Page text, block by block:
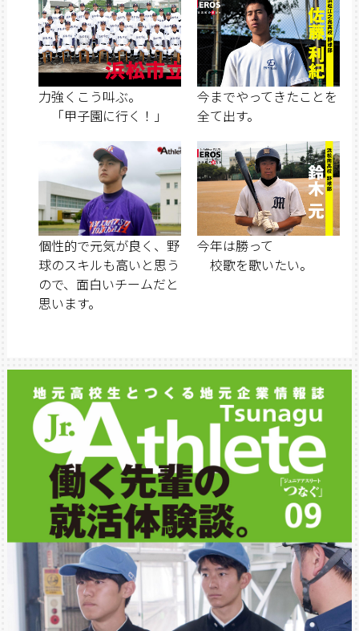
力強くこう叫ぶ。
「甲子園に行く！」
今までやってきたことを
全て出す。
個性的で元気が良く、野
球のスキルも高いと思う
ので、面白いチームだと
思います。
今年は勝って
校歌を歌いたい。